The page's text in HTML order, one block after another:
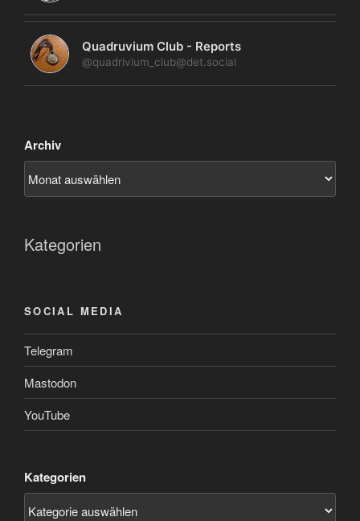
Quadruvium Club - Reports
@quadrivium_club@det.social
Archiv
Kategorien
SOCIAL MEDIA
Telegram
Mastodon
YouTube
Kategorien